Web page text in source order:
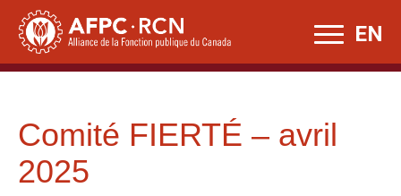
Skip
content
EN
Comité FIERTÉ – avril
2025